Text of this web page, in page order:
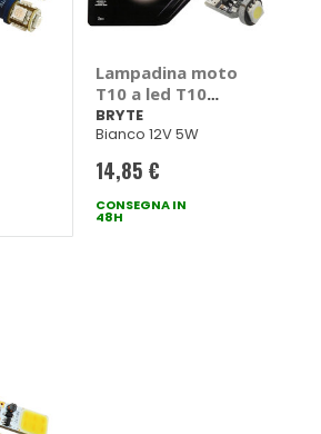
Lampadina moto
T10 a led T10
Canbus - BRYTE
BRYTE
Bianco 12V 5W
14,85 €
CONSEGNA IN
48H